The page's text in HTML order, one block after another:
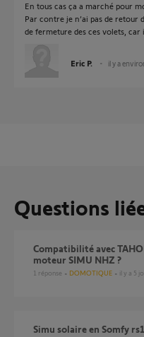
En tous cas ça a marché pour
Par contre je n’ai pas de retour
de fermeture des ces volets,
Eric P. il y a
Questions
Compatibilité avec TAHOMA SWITCH et volets roulants
moteur SIMU NHZ ?
1 réponse DOMOTIQUE il y a 5
Simu solaire en Somfy